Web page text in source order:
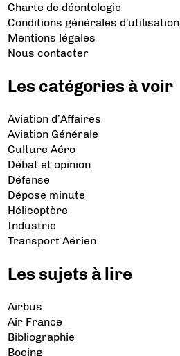
Charte de déontologie
Conditions générales d'utilisation
Mentions légales
Nous contacter
Les catégories à voir
Aviation d’Affaires
Aviation Générale
Culture Aéro
Débat et opinion
Défense
Dépose minute
Hélicoptère
Industrie
Transport Aérien
Les sujets à lire
Airbus
Air France
Bibliographie
Boeing